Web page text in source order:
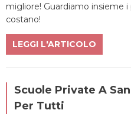
migliore! Guardiamo insieme
costano!
LEGGI L'ARTICOLO
Scuole Private A
Per Tutti